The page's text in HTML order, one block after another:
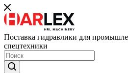
Поставка гидравлики для
спецтехники